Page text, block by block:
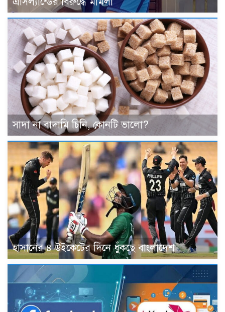
সাদা না বাদামি চিনি, কোনটি ভালো?
হাসানের ৪ উইকেটের দিনে ধুঁকছে বাংলাদেশ